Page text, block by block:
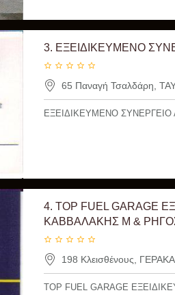
3. ΕΞΕΙΔΙΚΕΥΜΕΝΟ
65 Παναγή Τσαλδάρη,
ΕΞΕΙΔΙΚΕΥΜΕΝΟ
4. TOP FUEL GARAGE
ΚΑΒΒΑΛΑΚΗΣ Μ &
198 Κλεισθένους,
TOP FUEL GARAGE